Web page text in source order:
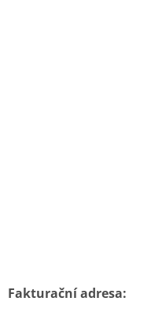
Fakturační adresa: